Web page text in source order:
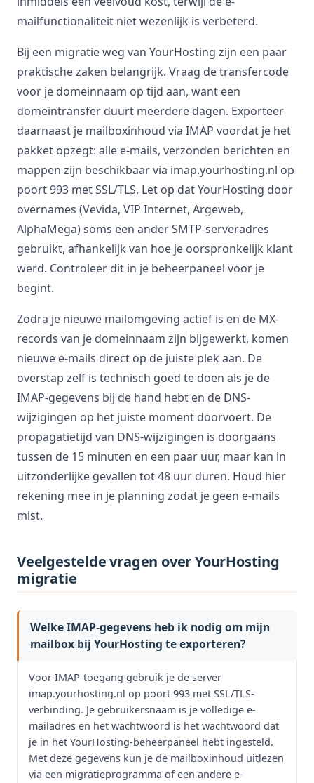
mailfunctionaliteit niet wezenlijk is verbeterd.
Bij een migratie weg van YourHosting zijn een paar
praktische zaken belangrijk. Vraag de transfercode
voor je domeinnaam op tijd aan, want een
domeintransfer duurt meerdere dagen. Exporteer
daarnaast je mailboxinhoud via IMAP voordat je het
pakket opzegt: alle e-mails, verzonden berichten en
mappen zijn beschikbaar via imap.yourhosting.nl op
poort 993 met SSL/TLS. Let op dat YourHosting door
overnames (Vevida, VIP Internet, Argeweb,
AlphaMega) soms een ander SMTP-serveradres
gebruikt, afhankelijk van hoe je oorspronkelijk klant
werd. Controleer dit in je beheerpaneel voor je
begint.
Zodra je nieuwe mailomgeving actief is en de MX-
records van je domeinnaam zijn bijgewerkt, komen
nieuwe e-mails direct op de juiste plek aan. De
overstap zelf is technisch goed te doen als je de
IMAP-gegevens bij de hand hebt en de DNS-
wijzigingen op het juiste moment doorvoert. De
propagatietijd van DNS-wijzigingen is doorgaans
tussen de 15 minuten en een paar uur, maar kan in
uitzonderlijke gevallen tot 48 uur duren. Houd hier
rekening mee in je planning zodat je geen e-mails
mist.
Veelgestelde vragen over YourHosting
migratie
Welke IMAP-gegevens heb ik nodig om mijn
mailbox bij YourHosting te exporteren?
Voor IMAP-toegang gebruik je de server
imap.yourhosting.nl op poort 993 met SSL/TLS-
verbinding. Je gebruikersnaam is je volledige e-
mailadres en het wachtwoord is het wachtwoord dat
je in het YourHosting-beheerpaneel hebt ingesteld.
Met deze gegevens kun je de mailboxinhoud uitlezen
via een migratieprogramma of een andere e-